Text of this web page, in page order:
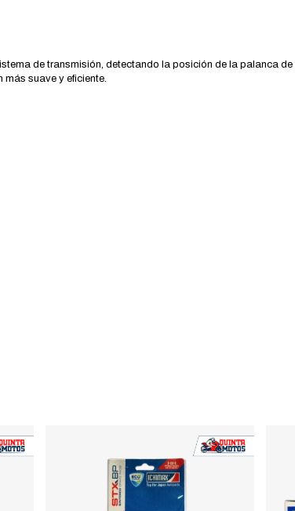
de transmisión, detectando la posición de la palanca
suave y eficiente.